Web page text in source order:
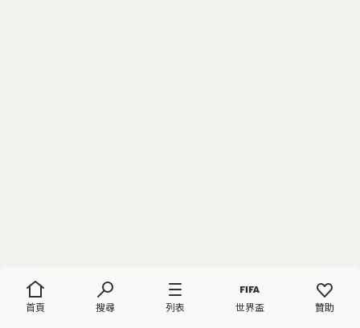
首頁 搜尋 列表 世界盃 贊助